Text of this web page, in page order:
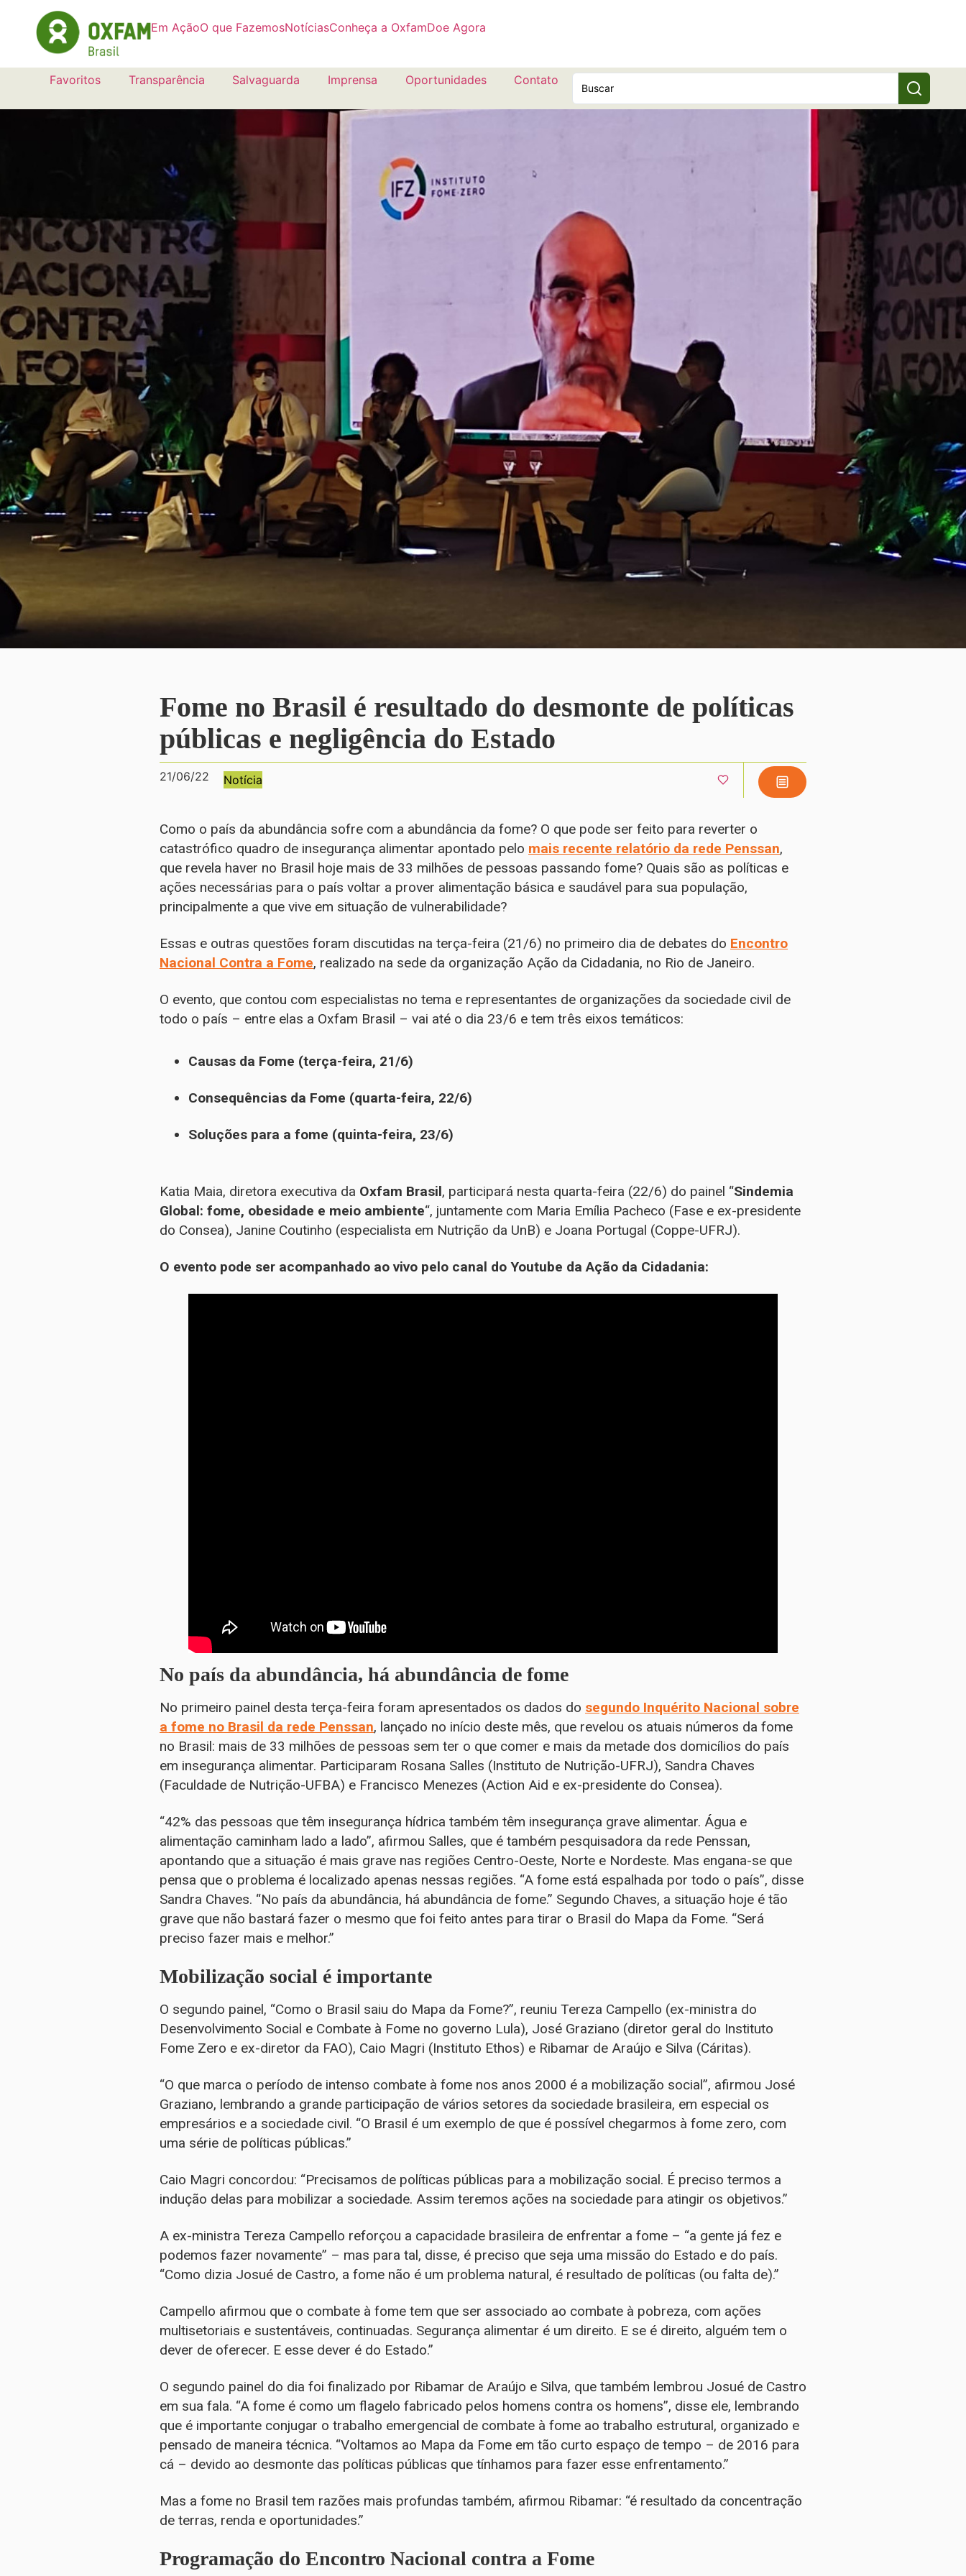
Em AçãoO que FazemosNotíciasConheça a OxfamDoe Agora
Favoritos Transparência Salvaguarda Imprensa Oportunidades Contato
Fome no Brasil é resultado do desmonte de políticas
públicas e negligência do Estado
21/06/22 Notícia
Como o país da abundância sofre com a abundância da fome? O que pode ser feito para reverter o
catastrófico quadro de insegurança alimentar apontado pelo mais recente relatório da rede Penssan,
que revela haver no Brasil hoje mais de 33 milhões de pessoas passando fome? Quais são as políticas e
ações necessárias para o país voltar a prover alimentação básica e saudável para sua população,
principalmente a que vive em situação de vulnerabilidade?
Essas e outras questões foram discutidas na terça-feira (21/6) no primeiro dia de debates do Encontro
Nacional Contra a Fome, realizado na sede da organização Ação da Cidadania, no Rio de Janeiro.
O evento, que contou com especialistas no tema e representantes de organizações da sociedade civil de
todo o país – entre elas a Oxfam Brasil – vai até o dia 23/6 e tem três eixos temáticos:
Causas da Fome (terça-feira, 21/6)
Consequências da Fome (quarta-feira, 22/6)
Soluções para a fome (quinta-feira, 23/6)
Katia Maia, diretora executiva da Oxfam Brasil, participará nesta quarta-feira (22/6) do painel “Sindemia
Global: fome, obesidade e meio ambiente“, juntamente com Maria Emília Pacheco (Fase e ex-presidente
do Consea), Janine Coutinho (especialista em Nutrição da UnB) e Joana Portugal (Coppe-UFRJ).
O evento pode ser acompanhado ao vivo pelo canal do Youtube da Ação da Cidadania:
No país da abundância, há abundância de fome
No primeiro painel desta terça-feira foram apresentados os dados do segundo Inquérito Nacional sobre
a fome no Brasil da rede Penssan, lançado no início deste mês, que revelou os atuais números da fome
no Brasil: mais de 33 milhões de pessoas sem ter o que comer e mais da metade dos domicílios do país
em insegurança alimentar. Participaram Rosana Salles (Instituto de Nutrição-UFRJ), Sandra Chaves
(Faculdade de Nutrição-UFBA) e Francisco Menezes (Action Aid e ex-presidente do Consea).
“42% das pessoas que têm insegurança hídrica também têm insegurança grave alimentar. Água e
alimentação caminham lado a lado”, afirmou Salles, que é também pesquisadora da rede Penssan,
apontando que a situação é mais grave nas regiões Centro-Oeste, Norte e Nordeste. Mas engana-se que
pensa que o problema é localizado apenas nessas regiões. “A fome está espalhada por todo o país”, disse
Sandra Chaves. “No país da abundância, há abundância de fome.” Segundo Chaves, a situação hoje é tão
grave que não bastará fazer o mesmo que foi feito antes para tirar o Brasil do Mapa da Fome. “Será
preciso fazer mais e melhor.”
Mobilização social é importante
O segundo painel, “Como o Brasil saiu do Mapa da Fome?”, reuniu Tereza Campello (ex-ministra do
Desenvolvimento Social e Combate à Fome no governo Lula), José Graziano (diretor geral do Instituto
Fome Zero e ex-diretor da FAO), Caio Magri (Instituto Ethos) e Ribamar de Araújo e Silva (Cáritas).
“O que marca o período de intenso combate à fome nos anos 2000 é a mobilização social”, afirmou José
Graziano, lembrando a grande participação de vários setores da sociedade brasileira, em especial os
empresários e a sociedade civil. “O Brasil é um exemplo de que é possível chegarmos à fome zero, com
uma série de políticas públicas.”
Caio Magri concordou: “Precisamos de políticas públicas para a mobilização social. É preciso termos a
indução delas para mobilizar a sociedade. Assim teremos ações na sociedade para atingir os objetivos.”
A ex-ministra Tereza Campello reforçou a capacidade brasileira de enfrentar a fome – “a gente já fez e
podemos fazer novamente” – mas para tal, disse, é preciso que seja uma missão do Estado e do país.
“Como dizia Josué de Castro, a fome não é um problema natural, é resultado de políticas (ou falta de).”
Campello afirmou que o combate à fome tem que ser associado ao combate à pobreza, com ações
multisetoriais e sustentáveis, continuadas. Segurança alimentar é um direito. E se é direito, alguém tem o
dever de oferecer. E esse dever é do Estado.”
O segundo painel do dia foi finalizado por Ribamar de Araújo e Silva, que também lembrou Josué de Castro
em sua fala. “A fome é como um flagelo fabricado pelos homens contra os homens”, disse ele, lembrando
que é importante conjugar o trabalho emergencial de combate à fome ao trabalho estrutural, organizado e
pensado de maneira técnica. “Voltamos ao Mapa da Fome em tão curto espaço de tempo – de 2016 para
cá – devido ao desmonte das políticas públicas que tínhamos para fazer esse enfrentamento.”
Mas a fome no Brasil tem razões mais profundas também, afirmou Ribamar: “é resultado da concentração
de terras, renda e oportunidades.”
Programação do Encontro Nacional contra a Fome